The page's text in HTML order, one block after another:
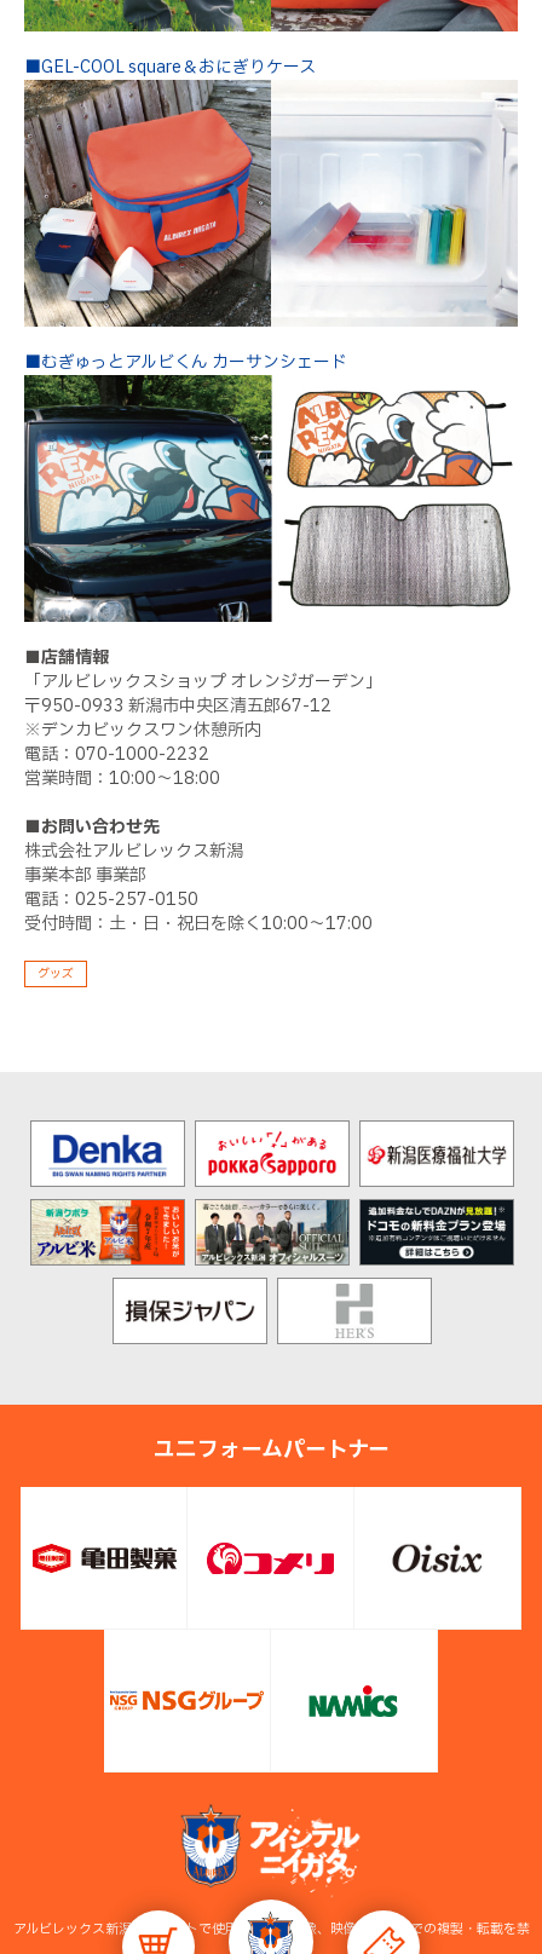
■GEL-COOL square＆おにぎりケース
■むぎゅっとアルビくん カーサンシェード
■店舗情報
「アルビレックスショップ オレンジガーデン」
〒950-0933 新潟市中央区清五郎67-12
※デンカビックスワン休憩所内
電話：070-1000-2232
営業時間：10:00～18:00
■お問い合わせ先
株式会社アルビレックス新潟
事業本部 事業部
電話：025-257-0150
受付時間：土・日・祝日を除く10:00〜17:00
グッズ
ユニフォームパートナー
アルビレックス新潟公式サイトで使用している画像、映像等の無断での複製・転載を禁